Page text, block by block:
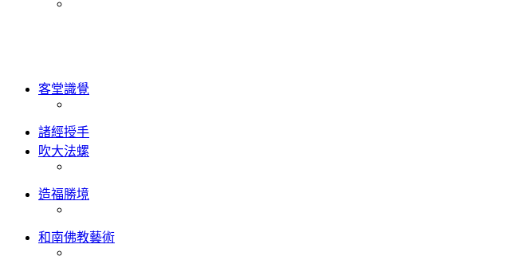
客堂識覺
諸經授手
吹大法螺
造福勝境
和南佛教藝術